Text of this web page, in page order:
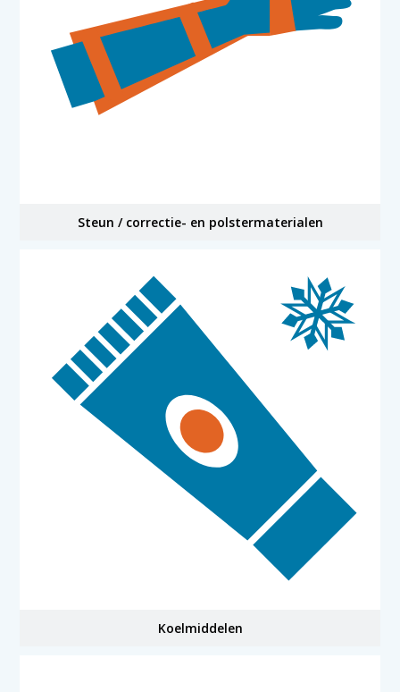
Steun / correctie- en polstermaterialen
Koelmiddelen